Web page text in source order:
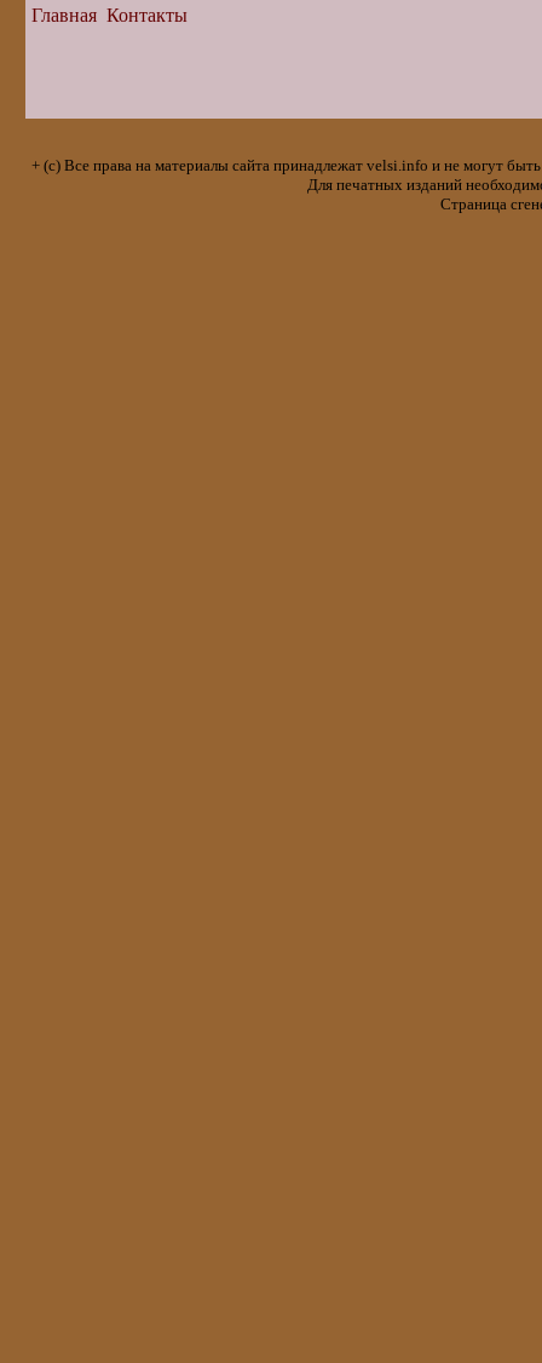
Главная Контакты
+ (с) Все права на материалы сайта принадлежат velsi.info и не могут
Для печатных изданий
Страница